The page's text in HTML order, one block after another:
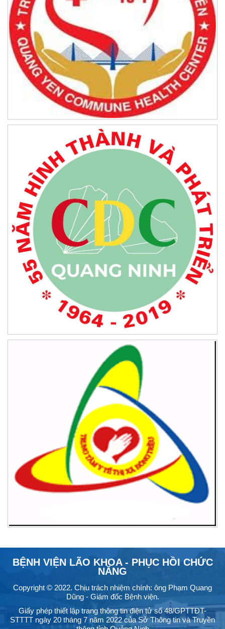
BỆNH VIỆN LÃO KHOA - PHỤC HỒI CHỨC
NĂNG
Copyright © 2022. Chịu trách nhiệm chính: ông Phạm Quang
Dũng - Giám đốc Bệnh viện.
Giấy phép thiết lập trang thông tin điện tử số 48/GPTTĐT-
STTTT ngày 20 tháng 7 năm 2022 của Sở Thông tin và Truyền